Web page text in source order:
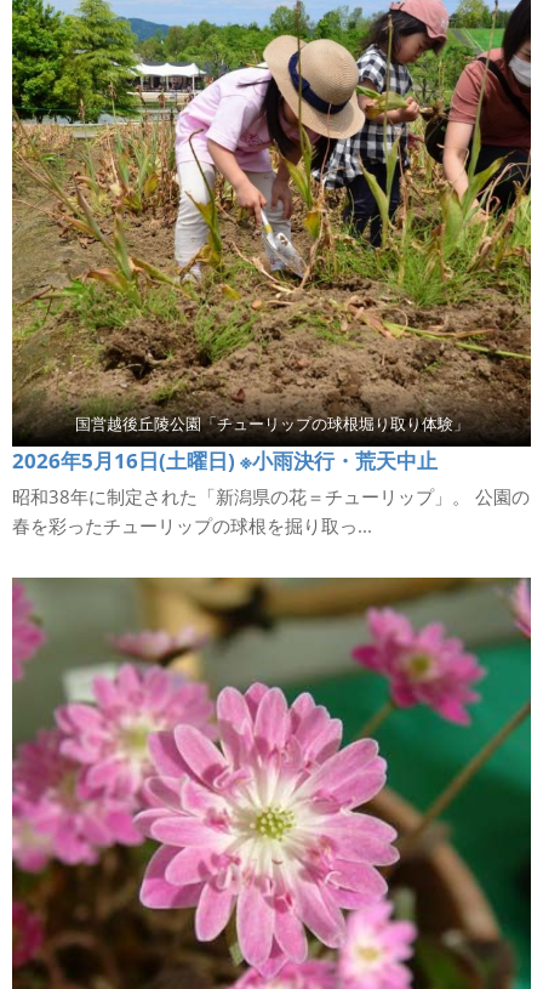
国営越後丘陵公園「チューリップの球根堀り取り体験」
2026年5月16日(土曜日) ※小雨決行・荒天中止
昭和38年に制定された「新潟県の花＝チューリップ」。 公園の
春を彩ったチューリップの球根を掘り取っ...